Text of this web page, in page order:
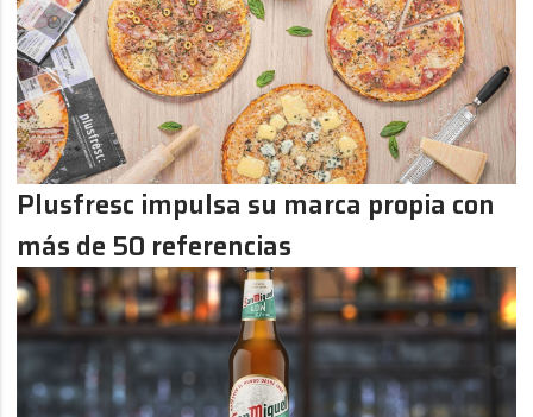
Plusfresc impulsa su marca propia con
más de 50 referencias